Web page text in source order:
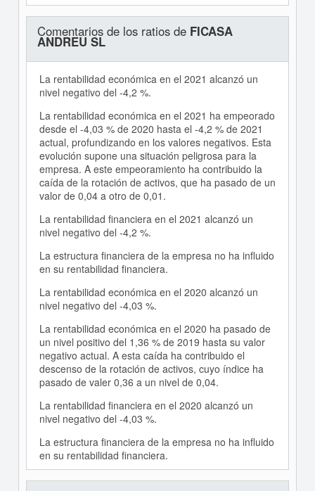
Comentarios de los ratios de FICASA
ANDREU SL
La rentabilidad económica en el 2021 alcanzó un
nivel negativo del -4,2 %.
La rentabilidad económica en el 2021 ha empeorado
desde el -4,03 % de 2020 hasta el -4,2 % de 2021
actual, profundizando en los valores negativos. Esta
evolución supone una situación peligrosa para la
empresa. A este empeoramiento ha contribuido la
caída de la rotación de activos, que ha pasado de un
valor de 0,04 a otro de 0,01.
La rentabilidad financiera en el 2021 alcanzó un
nivel negativo del -4,2 %.
La estructura financiera de la empresa no ha influido
en su rentabilidad financiera.
La rentabilidad económica en el 2020 alcanzó un
nivel negativo del -4,03 %.
La rentabilidad económica en el 2020 ha pasado de
un nivel positivo del 1,36 % de 2019 hasta su valor
negativo actual. A esta caída ha contribuido el
descenso de la rotación de activos, cuyo índice ha
pasado de valer 0,36 a un nivel de 0,04.
La rentabilidad financiera en el 2020 alcanzó un
nivel negativo del -4,03 %.
La estructura financiera de la empresa no ha influido
en su rentabilidad financiera.